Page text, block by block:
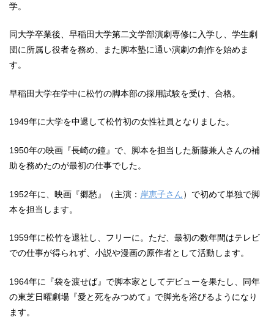
学。
同大学卒業後、早稲田大学第二文学部演劇専修に入学し、学生劇
団に所属し役者を務め、また脚本塾に通い演劇の創作を始めま
す。
早稲田大学在学中に松竹の脚本部の採用試験を受け、合格。
1949年に大学を中退して松竹初の女性社員となりました。
1950年の映画『長崎の鐘』で、脚本を担当した新藤兼人さんの補
助を務めたのが最初の仕事でした。
1952年に、映画『郷愁』（主演： 岸恵子さん）で初めて単独で脚
本を担当します。
1959年に松竹を退社し、フリーに。ただ、最初の数年間はテレビ
での仕事が得られず、小説や漫画の原作者として活動します。
1964年に『袋を渡せば』で脚本家としてデビューを果たし、同年
の東芝日曜劇場『愛と死をみつめて』で脚光を浴びるようになり
ます。